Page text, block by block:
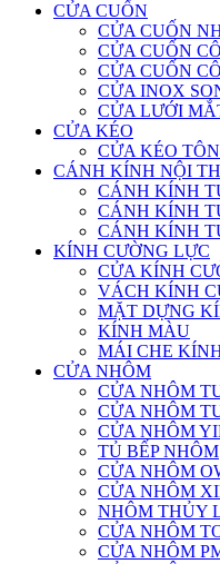
CỬA CUỐN
CỬA CUỐN
CỬA CUỐN
CỬA CUỐN
CỬA INOX
CỬA LƯỚI
CỬA KÉO
CỬA KÉO
CÁNH KÍNH NỘI
CÁNH KÍNH
CÁNH KÍNH
CÁNH KÍNH
KÍNH CƯỜNG LỰC
CỬA KÍNH
VÁCH KÍNH
MẶT DỰNG
KÍNH MÀU
MÁI CHE
CỬA NHÔM
CỬA NHÔM
CỬA NHÔM
CỬA NHÔM
TỦ BẾP NHÔM
CỬA NHÔM
CỬA NHÔM
NHÔM THỦY
CỬA NHÔM
CỬA NHÔM